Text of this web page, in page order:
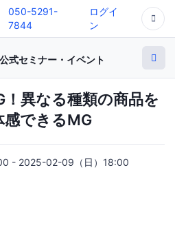
050-5291-
7844
ログイ
ン
式セミナー・イベント
異なる種類の商品を
感できるMG
- 2025-02-09（日）18:00